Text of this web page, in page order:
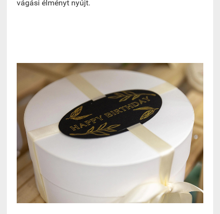
vágási élményt nyújt.